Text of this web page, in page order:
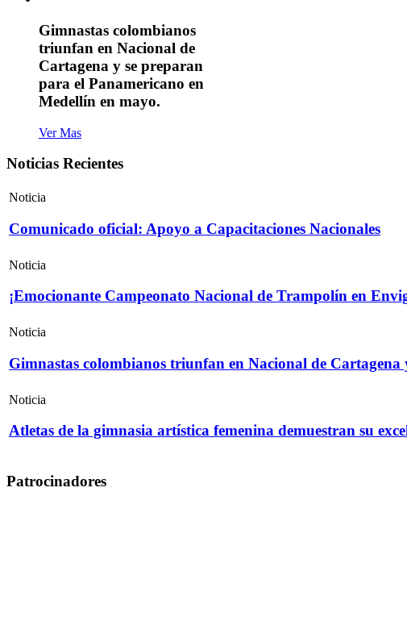
Gimnastas colombianos
triunfan en Nacional de
Cartagena y se preparan
para el Panamericano en
Medellín en mayo.
Ver Mas
Noticias Recientes
Noticia
Comunicado oficial: Apoyo a Capacitaciones Nacionales
Noticia
¡Emocionante Campeonato Nacional de Trampolín en
Noticia
Gimnastas colombianos triunfan en Nacional de
Noticia
Atletas de la gimnasia artística femenina demuestran su
Patrocinadores